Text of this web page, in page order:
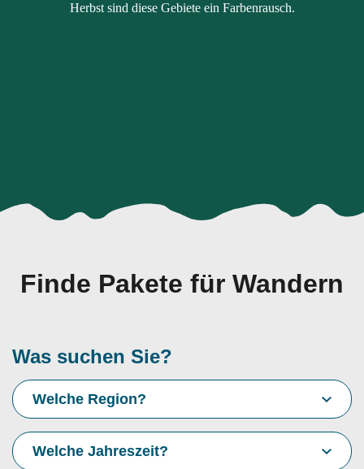
Herbst sind diese Gebiete ein Farbenrausch.
Finde Pakete für Wandern
Was suchen Sie?
Welche Region?
Welche Jahreszeit?